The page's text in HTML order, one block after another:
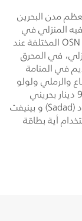
مدن البحرين
المنزلي في
OSNالمختلفة عند
في المحرق
في المنامة
والرملي ولولو
هايبر ماركت فرع سار. تبدأ أسعار العروض من 9.4 دينار بحريني
(
Sadad) و بينيفت
أية بطاقة